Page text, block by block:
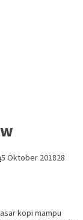
5 Oktober 201828
kopi mampu